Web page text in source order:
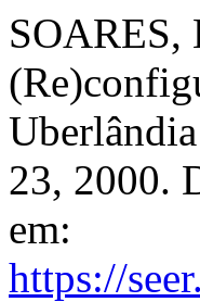
SOARES,
23, 2000.
em:
https://